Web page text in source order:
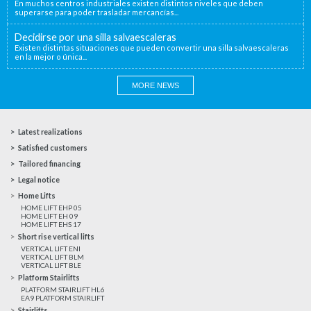
En muchos centros industriales existen distintos niveles que deben
superarse para poder trasladar mercancías...
Decidirse por una silla salvaescaleras
Existen distintas situaciones que pueden convertir una silla salvaescaleras
en la mejor o única...
MORE NEWS
Latest realizations
Satisfied customers
Tailored financing
Legal notice
Home Lifts
HOME LIFT EHP 05
HOME LIFT EH 09
HOME LIFT EHS 17
Short rise vertical lifts
VERTICAL LIFT ENI
VERTICAL LIFT BLM
VERTICAL LIFT BLE
Platform Stairlifts
PLATFORM STAIRLIFT HL6
EA9 PLATFORM STAIRLIFT